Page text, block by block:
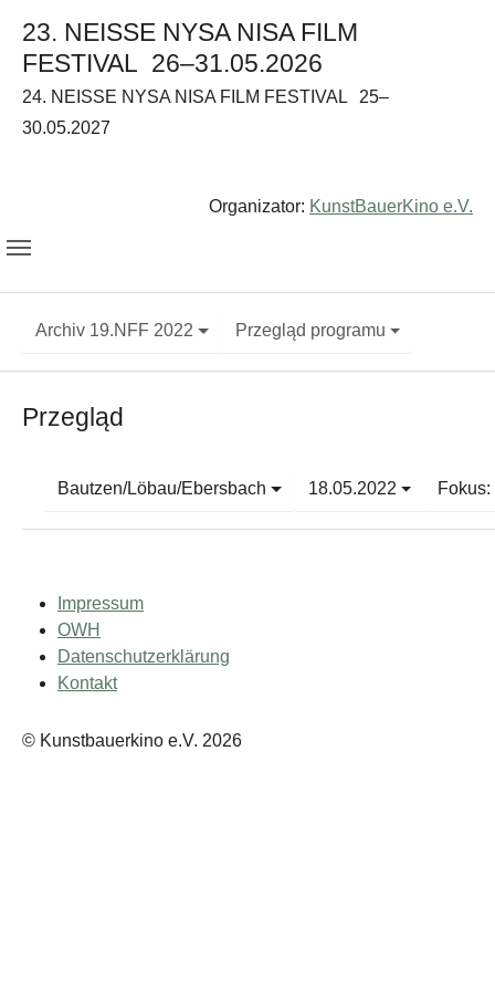
23. NEISSE NYSA NISA FILM
FESTIVAL 26–31.05.2026
24. NEISSE NYSA NISA FILM FESTIVAL
25–
30.05.2027
Organizator: KunstBauerKino e.V.
Archiv 19.NFF 2022 Przegląd programu
Przegląd
Bautzen/Löbau/Ebersbach 18.05.2022
Impressum
OWH
Datenschutzerklärung
Kontakt
© Kunstbauerkino e.V. 2026